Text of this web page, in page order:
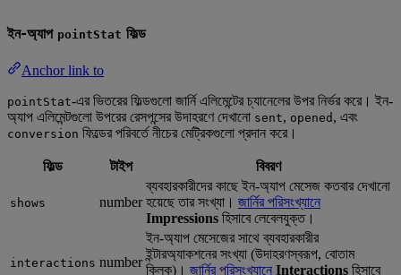
ইন-অ্যাপ pointStat ফিল্ড
Anchor link to
pointStat-এর ভিতরের ফিল্ডগুলো জার্নি এলিমেন্টের চ্যানেলের উপর নির্ভর করে। ইন-
অ্যাপ এলিমেন্টগুলো উপরের রেসপন্সের উদাহরণে দেখানো sent, opened , এবং
conversion ফিল্ডের পরিবর্তে নীচের মেট্রিকগুলো প্রদান করে।
ফিল্ড টাইপ বিবরণ
shows number
ব্যবহারকারীদের কাছে ইন-অ্যাপ মেসেজ কতবার দেখানো
হয়েছে তার সংখ্যা। জার্নির পরিসংখ্যানে
Impressions হিসাবে লেবেলযুক্ত।
interactions number
ইন-অ্যাপ মেসেজের সাথে ব্যবহারকারীর
ইন্টারঅ্যাকশনের সংখ্যা (উদাহরণস্বরূপ, বোতাম
ক্লিক)। জার্নির পরিসংখ্যানে Interactions হিসাবে